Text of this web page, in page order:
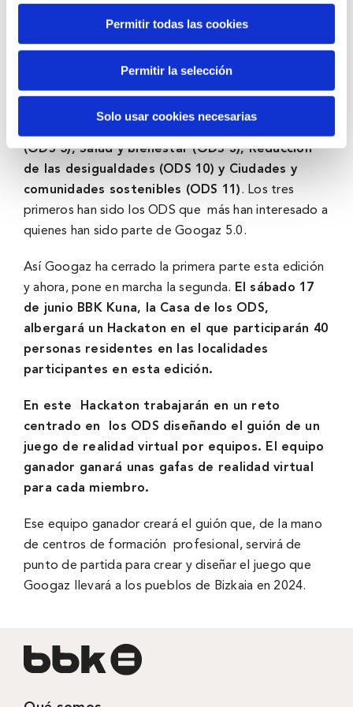
Permitir todas las cookies
Permitir la selección
Solo usar cookies necesarias
cerca de los ODS y más implicados con las
realidades que han podido experimentar de la
mano de Googaz.
En esta edición se ha puesto el foco en cinco ODS:
(ODS 5), Salud y bienestar (ODS 3), Reducción
de las desigualdades (ODS 10) y Ciudades y
comunidades sostenibles (ODS 11). Los tres
primeros han sido los ODS que más han interesado a
quienes han sido parte de Googaz 5.0.
Así Googaz ha cerrado la primera parte esta edición
y ahora, pone en marcha la segunda. El sábado 17
de junio BBK Kuna, la Casa de los ODS,
albergará un Hackaton en el que participarán 40
personas residentes en las localidades
participantes en esta edición.
En este Hackaton trabajarán en un reto
centrado en los ODS diseñando el guión de un
juego de realidad virtual por equipos. El equipo
ganador ganará unas gafas de realidad virtual
para cada miembro.
Ese equipo ganador creará el guión que, de la mano
de centros de formación profesional, servirá de
punto de partida para crear y diseñar el juego que
Googaz llevará a los pueblos de Bizkaia en 2024.